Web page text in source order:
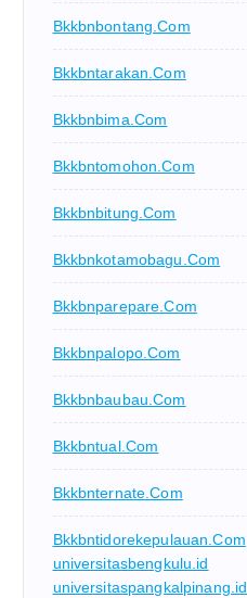
Bkkbnbontang.com
Bkkbntarakan.com
Bkkbnbima.com
Bkkbntomohon.com
Bkkbnbitung.com
Bkkbnkotamobagu.com
Bkkbnparepare.com
Bkkbnpalopo.com
Bkkbnbaubau.com
Bkkbntual.com
Bkkbnternate.com
Bkkbntidorekepulauan.com
universitasbengkulu.id
universitaspangkalpinang.id